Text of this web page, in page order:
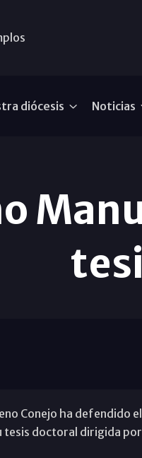
diócesis Noticias
Conejo ha defendido
tesis doctoral dirigida